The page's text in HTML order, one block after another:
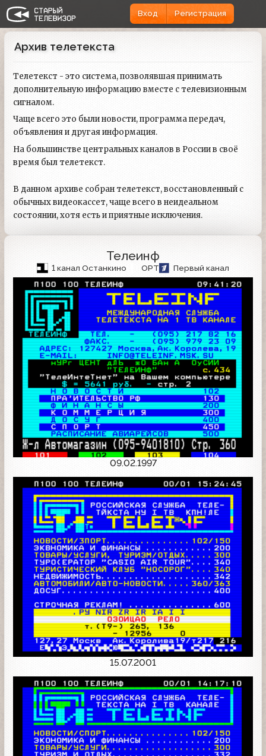
Вход Регистрация
Архив телетекста
Телетекст - это система, позволявшая принимать
дополнительную информацию вместе с телевизионным
сигналом.
Чаще всего это были новости, программа передач,
объявления и другая информация.
На большинстве центральных каналов в России в своё
время был телетекст.
В данном архиве собран телетекст, восстановленный с
обычных видеокассет, чаще всего в неидеальном
состоянии, хотя есть и приятные исключения.
Телеинф
1 канал Останкино ОРТ Первый канал
09.02.1997
15.07.2001